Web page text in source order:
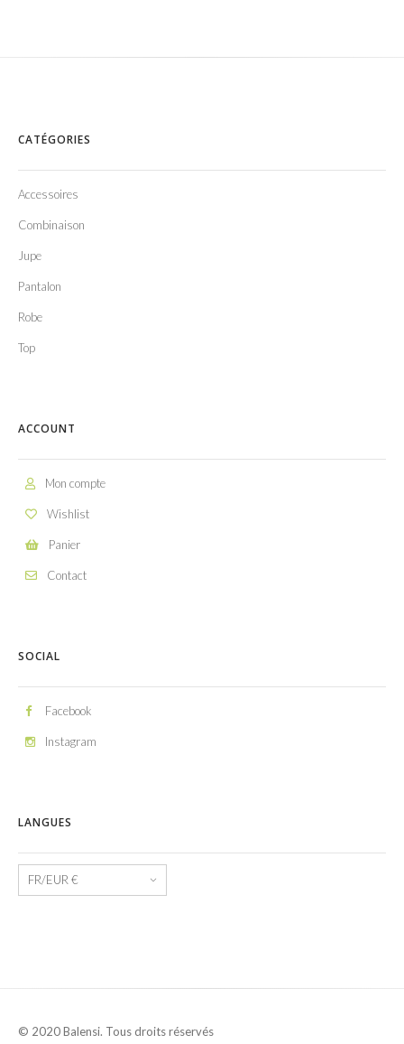
CATÉGORIES
Accessoires
Combinaison
Jupe
Pantalon
Robe
Top
ACCOUNT
Mon compte
Wishlist
Panier
Contact
SOCIAL
Facebook
Instagram
LANGUES
Langues
© 2020 Balensi. Tous droits réservés